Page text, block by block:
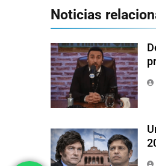
Noticias